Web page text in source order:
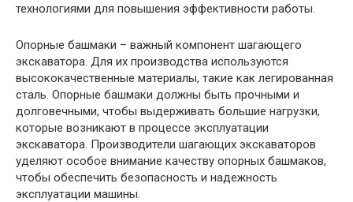
технологиями для повышения эффективности работы.
Опорные башмаки – важный компонент шагающего
экскаватора. Для их производства используются
высококачественные материалы, такие как легированная
сталь. Опорные башмаки должны быть прочными и
долговечными, чтобы выдерживать большие нагрузки,
которые возникают в процессе эксплуатации
экскаватора. Производители шагающих экскаваторов
уделяют особое внимание качеству опорных башмаков,
чтобы обеспечить безопасность и надежность
эксплуатации машины.